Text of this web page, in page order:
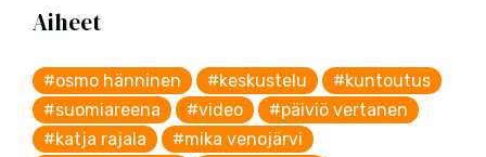
Aiheet
#osmo hänninen #keskustelu
#kuntoutus
#suomiareena
#video
#päiviö vertanen
#katja rajala
#mika venojärvi